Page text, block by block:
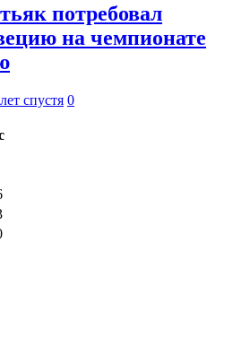
потребовал
на чемпионате
спустя 0